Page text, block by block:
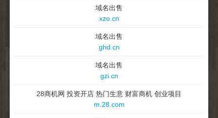
域名出售
xzo.cn
域名出售
ghd.cn
域名出售
gzi.cn
28商机网 投资开店 热门生意 财富商机 创业项目
m.28.com